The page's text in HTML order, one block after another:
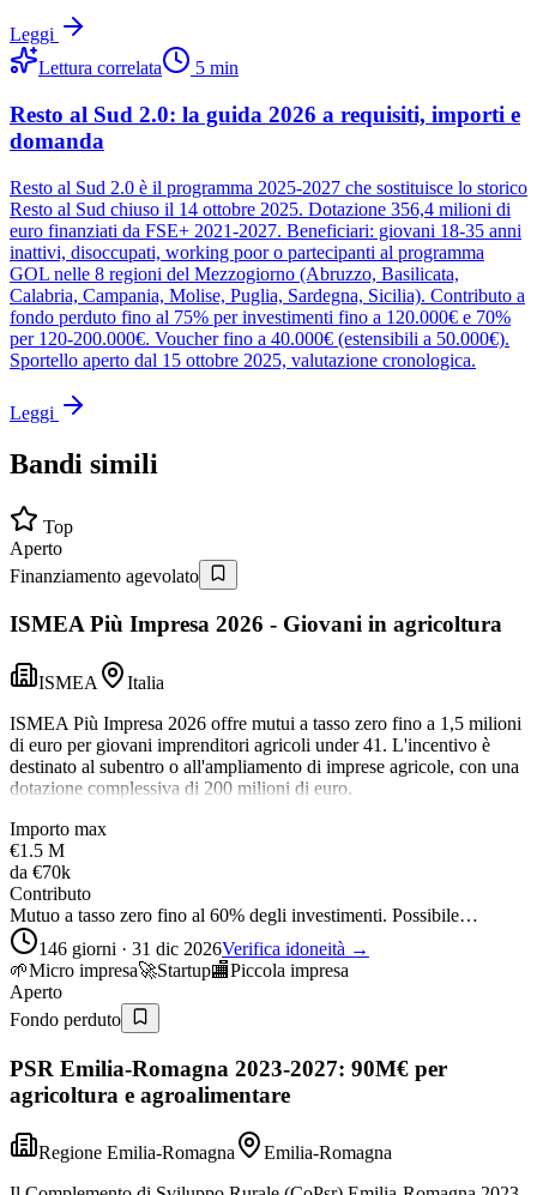
Leggi
Lettura correlata
5 min
Resto al Sud 2.0: la guida 2026 a requisiti, importi e
domanda
Resto al Sud 2.0 è il programma 2025-2027 che sostituisce lo storico
Resto al Sud chiuso il 14 ottobre 2025. Dotazione 356,4 milioni di
euro finanziati da FSE+ 2021-2027. Beneficiari: giovani 18-35 anni
inattivi, disoccupati, working poor o partecipanti al programma
GOL nelle 8 regioni del Mezzogiorno (Abruzzo, Basilicata,
Calabria, Campania, Molise, Puglia, Sardegna, Sicilia). Contributo a
fondo perduto fino al 75% per investimenti fino a 120.000€ e 70%
per 120-200.000€. Voucher fino a 40.000€ (estensibili a 50.000€).
Sportello aperto dal 15 ottobre 2025, valutazione cronologica.
Leggi
Bandi simili
Top
Aperto
Finanziamento agevolato
ISMEA Più Impresa 2026 - Giovani in agricoltura
ISMEA
Italia
ISMEA Più Impresa 2026 offre mutui a tasso zero fino a 1,5 milioni
di euro per giovani imprenditori agricoli under 41. L'incentivo è
destinato al subentro o all'ampliamento di imprese agricole, con una
dotazione complessiva di 200 milioni di euro.
Importo max
€1.5 M
da €70k
Contributo
Mutuo a tasso zero fino al 60% degli investimenti. Possibile…
146 giorni · 31 dic 2026Verifica idoneità →
🌱Micro impresa🚀Startup🏬Piccola impresa
Aperto
Fondo perduto
PSR Emilia-Romagna 2023-2027: 90M€ per
agricoltura e agroalimentare
Regione Emilia-Romagna
Emilia-Romagna